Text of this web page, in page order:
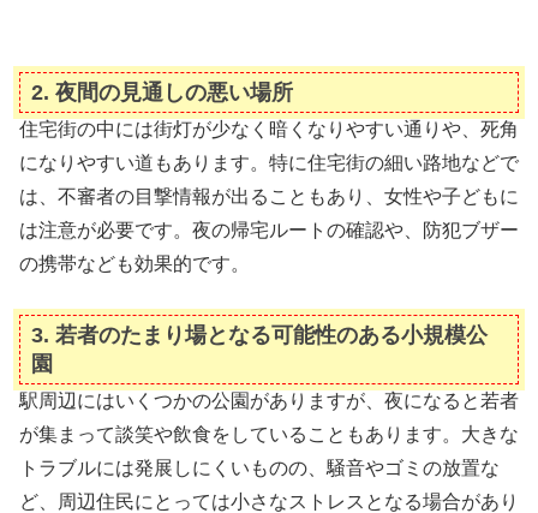
2. 夜間の見通しの悪い場所
住宅街の中には街灯が少なく暗くなりやすい通りや、死角
になりやすい道もあります。特に住宅街の細い路地などで
は、不審者の目撃情報が出ることもあり、女性や子どもに
は注意が必要です。夜の帰宅ルートの確認や、防犯ブザー
の携帯なども効果的です。
3. 若者のたまり場となる可能性のある小規模公
園
駅周辺にはいくつかの公園がありますが、夜になると若者
が集まって談笑や飲食をしていることもあります。大きな
トラブルには発展しにくいものの、騒音やゴミの放置な
ど、周辺住民にとっては小さなストレスとなる場合があり